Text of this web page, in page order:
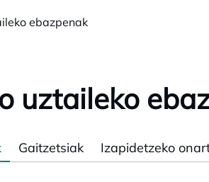
ebazpenak
uztaileko
Gaitzetsiak Izapidetzeko